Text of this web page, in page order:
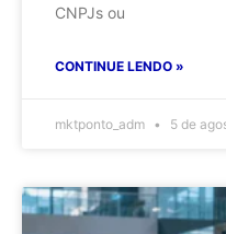
CNPJs ou
CONTINUE LENDO »
mktponto_adm 5 de